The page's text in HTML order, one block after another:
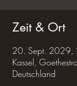
Zeit & Ort
20. Sept.
Kassel,
Deutschland